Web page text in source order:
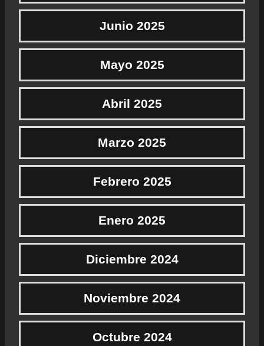
Junio 2025
Mayo 2025
Abril 2025
Marzo 2025
Febrero 2025
Enero 2025
Diciembre 2024
Noviembre 2024
Octubre 2024